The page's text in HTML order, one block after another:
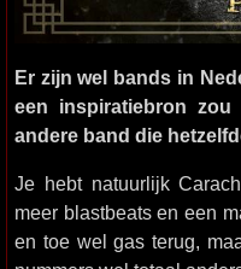
Er zijn wel bands in
een inspiratiebron
andere band die
Je hebt natuurlijk
meer blastbeats en een
en toe wel gas terug,